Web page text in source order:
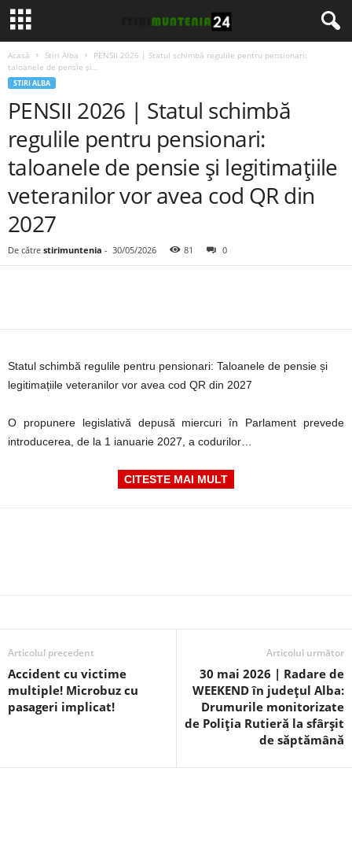
Acasă Stiri Alba
PENSII 2026 | Statul schimbă regulile pentru pensionari:
taloanele de pensie și...
STIRI ALBA
PENSII 2026 | Statul schimbă
regulile pentru pensionari:
taloanele de pensie și legitimațiile
veteranilor vor avea cod QR din
2027
De către stirimuntenia - 30/05/2026 81 0
Statul schimbă regulile pentru pensionari: Taloanele de pensie și
legitimațiile veteranilor vor avea cod QR din 2027
O propunere legislativă depusă miercuri în Parlament prevede
introducerea, de la 1 ianuarie 2027, a codurilor…
CITESTE MAI MULT
Articolul precedent
Accident cu victime
multiple! Microbuz cu
pasageri implicat!
Articolul următor
30 mai 2026 | Radare de
WEEKEND în județul Alba:
Drumurile monitorizate
de Poliția Rutieră la sfârșit
de săptămână